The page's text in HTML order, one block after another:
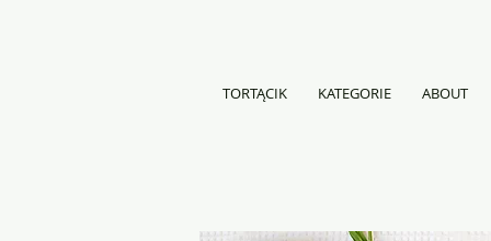
TORTĄCIK KATEGORIE ABOUT